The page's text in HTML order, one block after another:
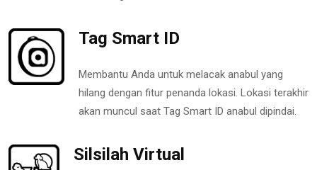
Tag Smart ID
Membantu Anda untuk melacak anabul yang
hilang dengan fitur penanda lokasi. Lokasi terakhir
akan muncul saat Tag Smart ID anabul dipindai.
Silsilah Virtual